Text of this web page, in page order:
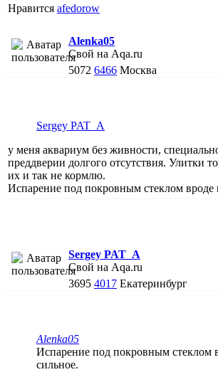
Нравится afedorow
Alenka05
Свой на Aqa.ru
5072 6466 Москва
Sergey PAT_A
у меня аквариум без живности,
преддверии долгого отсутствия. Улитки
их и так не кормлю.
Испарение под покровным стеклом вроде
Sergey PAT_A
Свой на Aqa.ru
3695 4017 Екатеринбург
Alenka05
Испарение под покровным стеклом
сильное.